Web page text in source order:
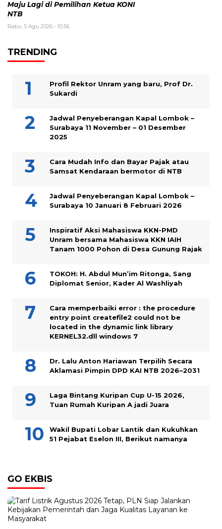
Maju Lagi di Pemilihan Ketua KONI
NTB
Rabu, 5 Agu 2026 - 10:56
TRENDING
Profil Rektor Unram yang baru, Prof Dr.
Sukardi
Jadwal Penyeberangan Kapal Lombok –
Surabaya 11 November – 01 Desember
2025
Cara Mudah Info dan Bayar Pajak atau
Samsat Kendaraan bermotor di NTB
Jadwal Penyeberangan Kapal Lombok –
Surabaya 10 Januari 8 Februari 2026
Inspiratif Aksi Mahasiswa KKN-PMD
Unram bersama Mahasiswa KKN IAIH
Tanam 1000 Pohon di Desa Gunung Rajak
TOKOH: H. Abdul Mun’im Ritonga, Sang
Diplomat Senior, Kader Al Washliyah
Cara memperbaiki error : the procedure
entry point createfile2 could not be
located in the dynamic link library
KERNEL32.dll windows 7
Dr. Lalu Anton Hariawan Terpilih Secara
Aklamasi Pimpin DPD KAI NTB 2026–2031
Laga Bintang Kuripan Cup U-15 2026,
Tuan Rumah Kuripan A jadi Juara
Wakil Bupati Lobar Lantik dan Kukuhkan
51 Pejabat Eselon III, Berikut namanya
GO EKBIS